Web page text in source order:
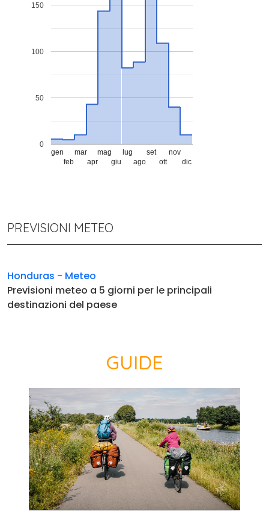
gen
feb
mar
apr
mag
giu
lug
ago
set
ott
nov
dic
0
50
100
150
PREVISIONI METEO
Honduras - Meteo
Previsioni meteo a 5 giorni per le principali
destinazioni del paese
GUIDE